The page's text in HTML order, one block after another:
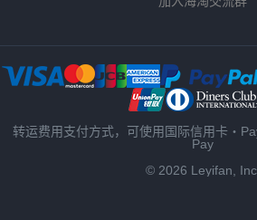
转运费用支付方式，可使用国际信用卡・
Pay
© 2026 Leyifan, Inc.